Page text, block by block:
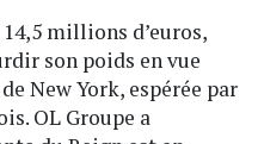
millions d’euros,
son poids en vue
New York, espérée par
OL Groupe a